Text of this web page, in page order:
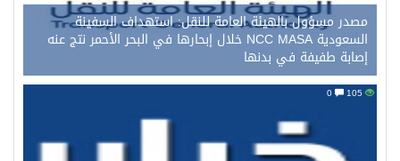
مصدر مسؤول بالهيئة العامة للنقل: استهداف السفينة
السعودية NCC MASA خلال إبحارها في البحر الأحمر نتج عنه
إصابة طفيفة في بدنها